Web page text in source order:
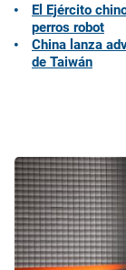
El Ejército
perros robot
China lanza
de Taiwán